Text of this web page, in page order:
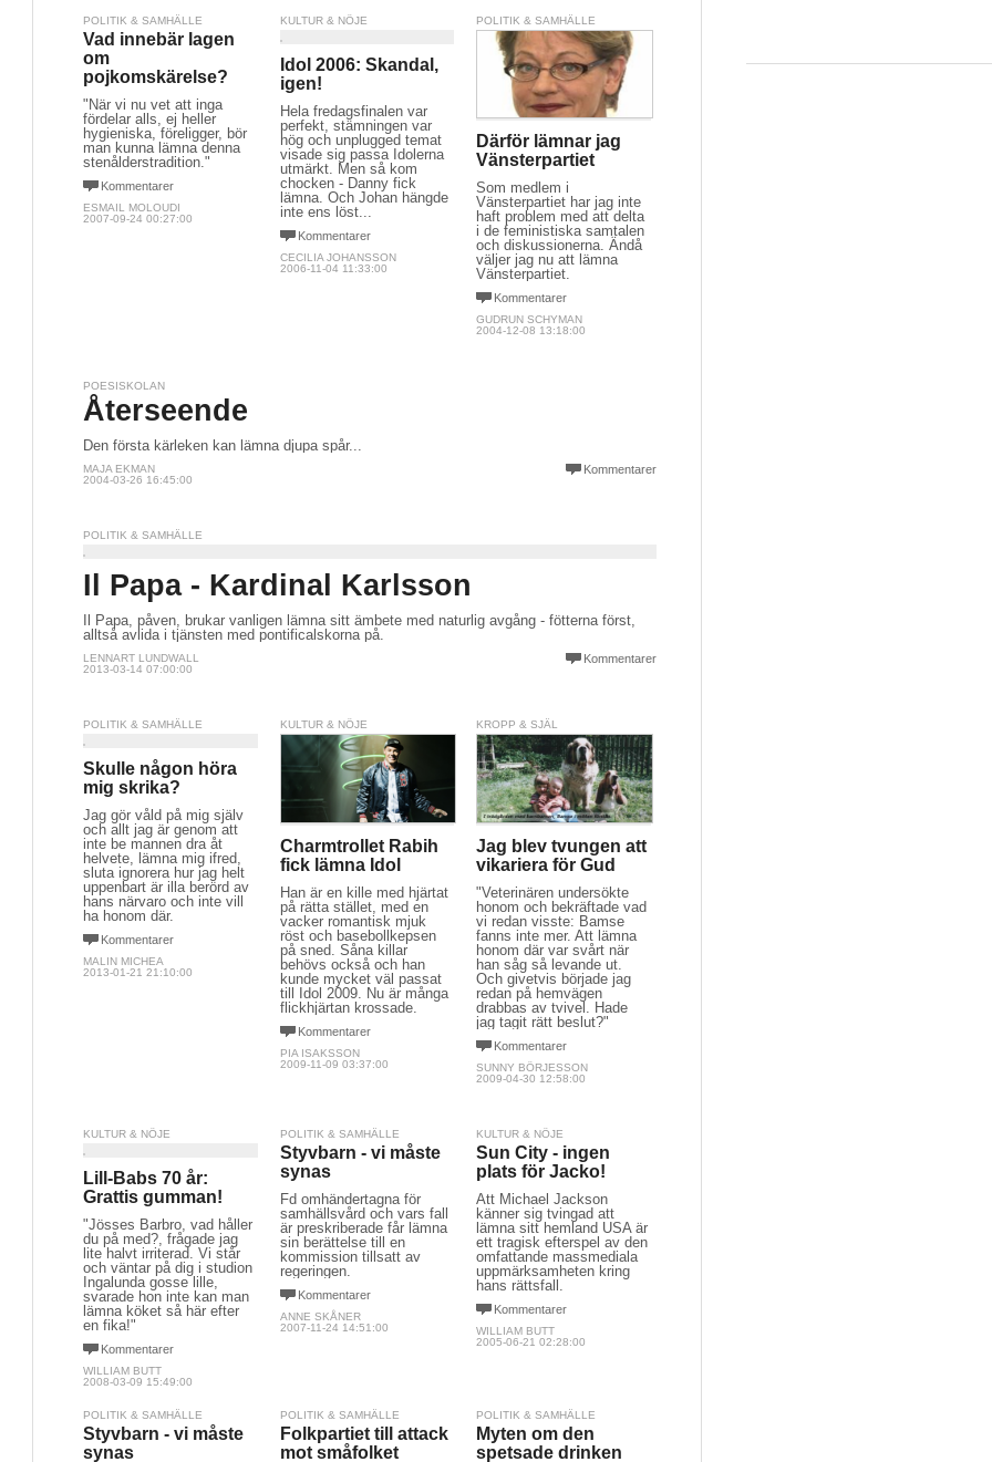
POLITIK & SAMHÄLLE
Vad innebär lagen
om
pojkomskärelse?
"När vi nu vet att inga
fördelar alls, ej heller
hygieniska, föreligger, bör
man kunna lämna denna
stenålderstradition."
Kommentarer
ESMAIL MOLOUDI
2007-09-24 00:27:00
KULTUR & NÖJE
Idol 2006: Skandal,
igen!
Hela fredagsfinalen var
perfekt, stämningen var
hög och unplugged temat
visade sig passa Idolerna
utmärkt. Men så kom
chocken - Danny fick
lämna. Och Johan hängde
inte ens löst...
Kommentarer
CECILIA JOHANSSON
2006-11-04 11:33:00
POLITIK & SAMHÄLLE
Därför lämnar jag
Vänsterpartiet
Som medlem i
Vänsterpartiet har jag inte
haft problem med att delta
i de feministiska samtalen
och diskussionerna. Ändå
väljer jag nu att lämna
Vänsterpartiet.
Kommentarer
GUDRUN SCHYMAN
2004-12-08 13:18:00
POESISKOLAN
Återseende
Den första kärleken kan lämna djupa spår...
Kommentarer
MAJA EKMAN
2004-03-26 16:45:00
POLITIK & SAMHÄLLE
Il Papa - Kardinal Karlsson
Il Papa, påven, brukar vanligen lämna sitt ämbete med naturlig avgång - fötterna först,
alltså avlida i tjänsten med pontificalskorna på.
Kommentarer
LENNART LUNDWALL
2013-03-14 07:00:00
POLITIK & SAMHÄLLE
Skulle någon höra
mig skrika?
Jag gör våld på mig själv
och allt jag är genom att
inte be mannen dra åt
helvete, lämna mig ifred,
sluta ignorera hur jag helt
uppenbart är illa berörd av
hans närvaro och inte vill
ha honom där.
Kommentarer
MALIN MICHEA
2013-01-21 21:10:00
KULTUR & NÖJE
Charmtrollet Rabih
fick lämna Idol
Han är en kille med hjärtat
på rätta stället, med en
vacker romantisk mjuk
röst och basebollkepsen
på sned. Såna killar
behövs också och han
kunde mycket väl passat
till Idol 2009. Nu är många
flickhjärtan krossade.
Kommentarer
PIA ISAKSSON
2009-11-09 03:37:00
KROPP & SJÄL
Jag blev tvungen att
vikariera för Gud
"Veterinären undersökte
honom och bekräftade vad
vi redan visste: Bamse
fanns inte mer. Att lämna
honom där var svårt när
han såg så levande ut.
Och givetvis började jag
redan på hemvägen
drabbas av tvivel. Hade
jag tagit rätt beslut?"
Kommentarer
SUNNY BÖRJESSON
2009-04-30 12:58:00
KULTUR & NÖJE
Lill-Babs 70 år:
Grattis gumman!
"Jösses Barbro, vad håller
du på med?, frågade jag
lite halvt irriterad. Vi står
och väntar på dig i studion
Ingalunda gosse lille,
svarade hon inte kan man
lämna köket så här efter
en fika!"
Kommentarer
WILLIAM BUTT
2008-03-09 15:49:00
POLITIK & SAMHÄLLE
Styvbarn - vi måste
synas
Fd omhändertagna för
samhällsvård och vars fall
är preskriberade får lämna
sin berättelse till en
kommission tillsatt av
regeringen.
Kommentarer
ANNE SKÅNER
2007-11-24 14:51:00
KULTUR & NÖJE
Sun City - ingen
plats för Jacko!
Att Michael Jackson
känner sig tvingad att
lämna sitt hemland USA är
ett tragisk efterspel av den
omfattande massmediala
uppmärksamheten kring
hans rättsfall.
Kommentarer
WILLIAM BUTT
2005-06-21 02:28:00
POLITIK & SAMHÄLLE
Styvbarn - vi måste
synas
POLITIK & SAMHÄLLE
Folkpartiet till attack
mot småfolket
POLITIK & SAMHÄLLE
Myten om den
spetsade drinken